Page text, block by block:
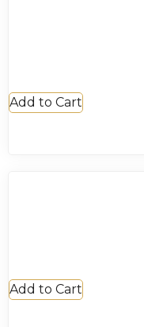
Add to Cart
Add to Cart